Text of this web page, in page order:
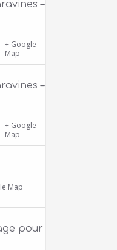
–
+ Google
Map
–
+ Google
Map
Map
pour